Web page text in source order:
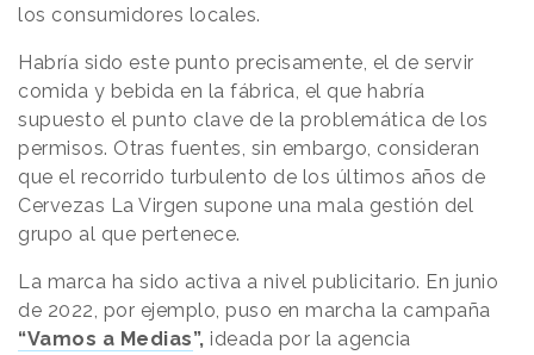
los consumidores locales.
Habría sido este punto precisamente, el de servir
comida y bebida en la fábrica, el que habría
supuesto el punto clave de la problemática de los
permisos. Otras fuentes, sin embargo, consideran
que el recorrido turbulento de los últimos años de
Cervezas La Virgen supone una mala gestión del
grupo al que pertenece.
La marca ha sido activa a nivel publicitario. En junio
de 2022, por ejemplo, puso en marcha la campaña
“Vamos a Medias”, ideada por la agencia